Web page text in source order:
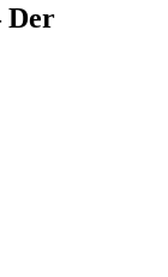
Der